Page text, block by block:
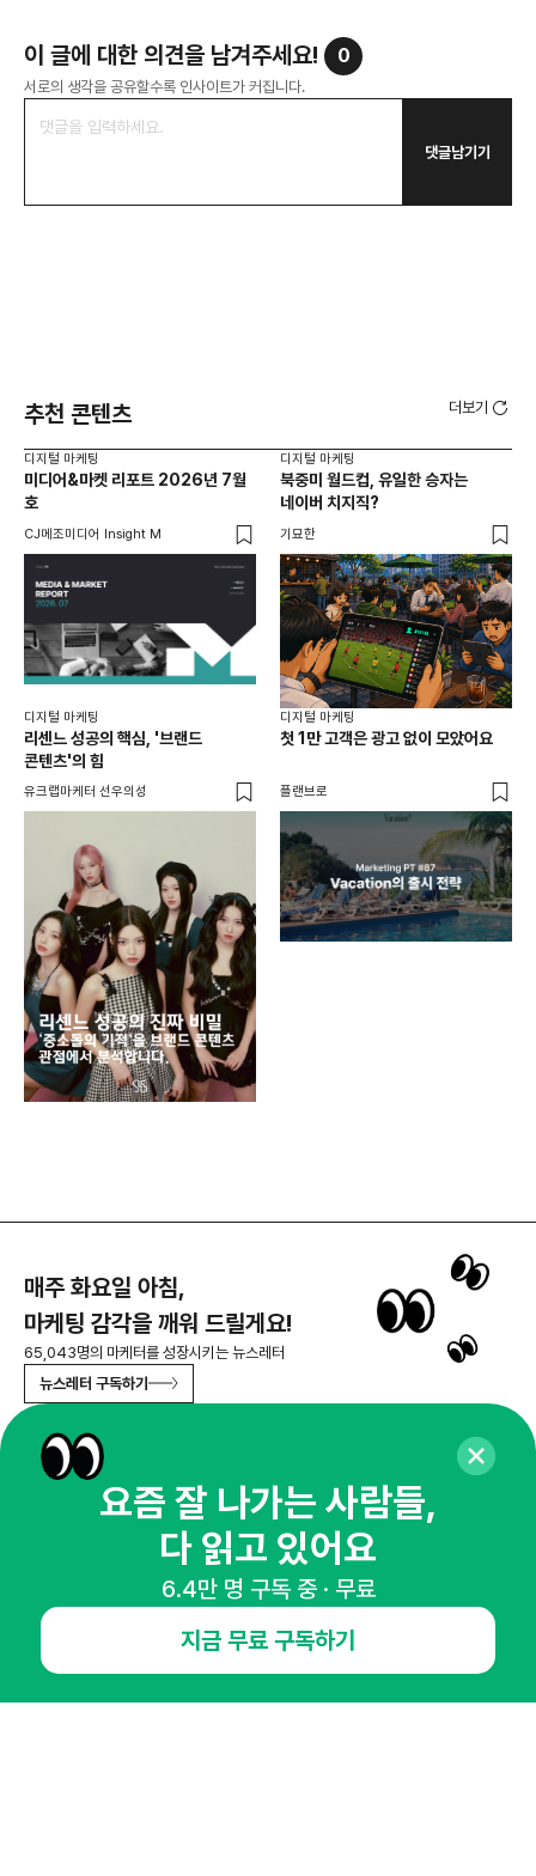
이 글에 대한 의견을 남겨주세요! 0
서로의 생각을 공유할수록 인사이트가 커집니다.
댓글남기기
추천 콘텐츠 더보기
디지털 마케팅
미디어&마켓 리포트 2026년 7월
호
CJ메조미디어 Insight M
디지털 마케팅
북중미 월드컵, 유일한 승자는
네이버 치지직?
기묘한
디지털 마케팅
리센느 성공의 핵심, '브랜드
콘텐츠'의 힘
유크랩마케터 선우의성
디지털 마케팅
첫 1만 고객은 광고 없이 모았어요
플랜브로
매주 화요일 아침,
마케팅 감각을 깨워 드릴게요!
65,043명의 마케터를 성장시키는 뉴스레터
뉴스레터 구독하기
공지사항 제휴문의
인사이터 신청
뉴스레터
경기도 성남시 분당구 대왕판교로645번길 16
대표 : 심도섭
사업자등록번호 : 144-81-27690(사업자정보확인)
요즘 잘 나가는 사람들,
다 읽고 있어요
6.4만 명 구독 중 · 무료
지금 무료 구독하기